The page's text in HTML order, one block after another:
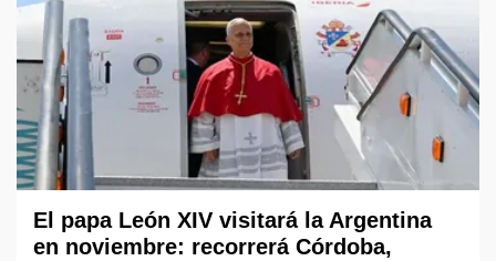
El papa León XIV visitará la Argentina
en noviembre: recorrerá Córdoba,